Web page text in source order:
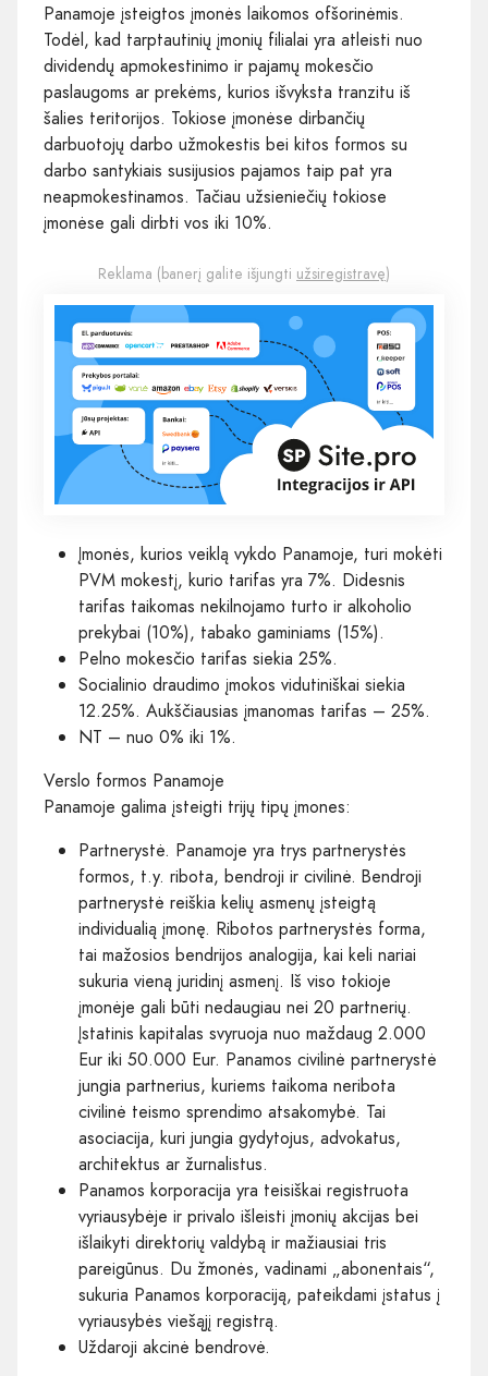
Panamoje įsteigtos įmonės laikomos ofšorinėmis.
Todėl, kad tarptautinių įmonių filialai yra atleisti nuo
dividendų apmokestinimo ir pajamų mokesčio
paslaugoms ar prekėms, kurios išvyksta tranzitu iš
šalies teritorijos. Tokiose įmonėse dirbančių
darbuotojų darbo užmokestis bei kitos formos su
darbo santykiais susijusios pajamos taip pat yra
neapmokestinamos. Tačiau užsieniečių tokiose
įmonėse gali dirbti vos iki 10%.
Reklama (banerį galite išjungti užsiregistravę)
Įmonės, kurios veiklą vykdo Panamoje, turi mokėti
PVM mokestį, kurio tarifas yra 7%. Didesnis
tarifas taikomas nekilnojamo turto ir alkoholio
prekybai (10%), tabako gaminiams (15%).
Pelno mokesčio tarifas siekia 25%.
Socialinio draudimo įmokos vidutiniškai siekia
12.25%. Aukščiausias įmanomas tarifas – 25%.
NT – nuo 0% iki 1%.
Verslo formos Panamoje
Panamoje galima įsteigti trijų tipų įmones:
Partnerystė. Panamoje yra trys partnerystės
formos, t.y. ribota, bendroji ir civilinė. Bendroji
partnerystė reiškia kelių asmenų įsteigtą
individualią įmonę. Ribotos partnerystės forma,
tai mažosios bendrijos analogija, kai keli nariai
sukuria vieną juridinį asmenį. Iš viso tokioje
įmonėje gali būti nedaugiau nei 20 partnerių.
Įstatinis kapitalas svyruoja nuo maždaug 2.000
Eur iki 50.000 Eur. Panamos civilinė partnerystė
jungia partnerius, kuriems taikoma neribota
civilinė teismo sprendimo atsakomybė. Tai
asociacija, kuri jungia gydytojus, advokatus,
architektus ar žurnalistus.
Panamos korporacija yra teisiškai registruota
vyriausybėje ir privalo išleisti įmonių akcijas bei
išlaikyti direktorių valdybą ir mažiausiai tris
pareigūnus. Du žmonės, vadinami „abonentais“,
sukuria Panamos korporaciją, pateikdami įstatus į
vyriausybės viešąjį registrą.
Uždaroji akcinė bendrovė.